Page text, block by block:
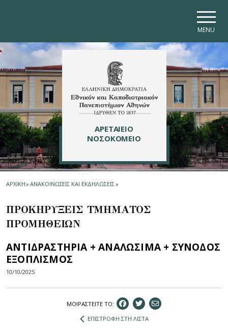
MENU
ΑΡΕΤΑΙΕΙΟ
ΝΟΣΟΚΟΜΕΙΟ
ΑΡΧΙΚΗ» ΑΝΑΚΟΙΝΩΣΕΙΣ ΚΑΙ ΕΚΔΗΛΩΣΕΙΣ»
ΠΡΟΚΗΡΥΞΕΙΣ ΤΜΗΜΑΤΟΣ
ΠΡΟΜΗΘΕΙΩN
ΑΝΤΙΔΡΑΣΤΗΡΙΑ + ΑΝΑΛΩΣΙΜΑ + ΣΥΝΟΔΟΣ
ΕΞΟΠΛΙΣΜΟΣ
10/10/2025
ΜΟΙΡΑΣΤEIΤΕ ΤΟ:
ΕΠΙΣΤΡΟΦΗ ΣΤΗ ΛΙΣΤΑ